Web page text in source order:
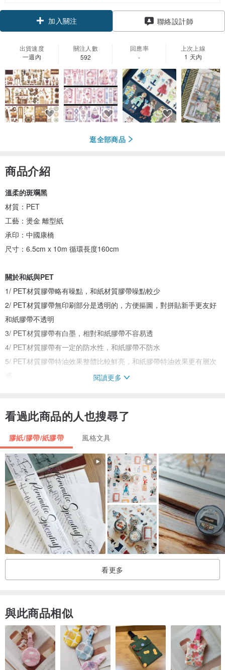
加入關注 聯絡設計師
出貨速度
一週內
關注人數
592
回應率
-
上次上線
1 天內
逛全部商品
商品介紹
溫柔的斑斕黑
材質：PET
工藝：燙金 離型紙
承印：中國康橋
尺寸：6.5cm x 10m 循環長度160cm
關於和紙與PET
1/ PET材質膠帶略有噪點，和紙材質膠帶噪點較少
2/ PET材質膠帶無印刷部分是透明的，方便摳圖，對拼貼新手更友好
和紙膠帶不透明
3/ PET材質膠帶有白墨，相對和紙膠帶不容易透
4/ PET材質膠帶有一定的防水性，和紙膠帶不防水
5/ PET材質膠帶特油效果整體比較鮮亮，和紙膠帶特油效果更有層次
1/ 實物會有些許色差，實際顏色以實物為準
3/ 特油在1mm內的移位屬正常情況
4/ 紙膠帶是一種很薄半透的紙，材質本身是微黃的，非純白色
而PET是一種類似尼龍透明的材質
5/ 膠帶上的圖案需自己裁剪
拍下商品即默認上述 為了您的權益 請在購買前仔細閱讀
如在使用中有任何疑問 歡迎諮詢設計師
閱讀更多
看過此商品的人也搜尋了
膠紙/膠帶/紙膠帶 風格文具
看更多
與此商品相似